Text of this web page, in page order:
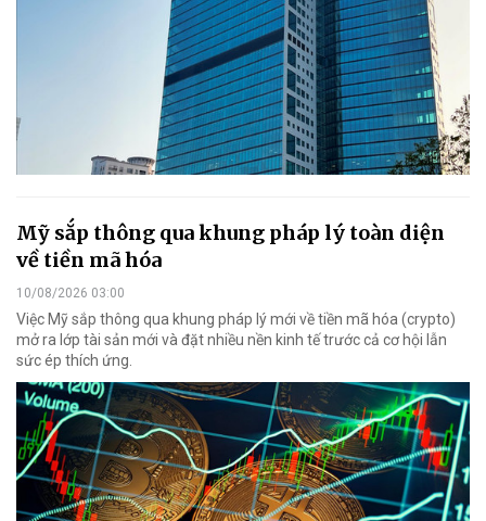
Mỹ sắp thông qua khung pháp lý toàn diện
về tiền mã hóa
10/08/2026 03:00
Việc Mỹ sắp thông qua khung pháp lý mới về tiền mã hóa (crypto)
mở ra lớp tài sản mới và đặt nhiều nền kinh tế trước cả cơ hội lẫn
sức ép thích ứng.